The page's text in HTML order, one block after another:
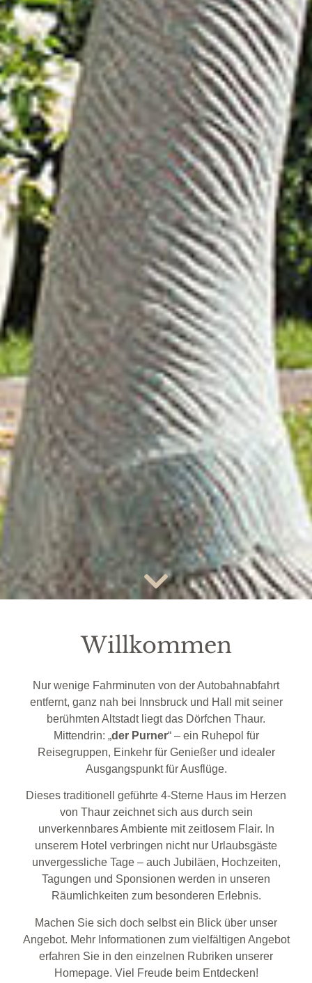
Willkommen
Nur wenige Fahrminuten von der Autobahnabfahrt
entfernt, ganz nah bei Innsbruck und Hall mit seiner
berühmten Altstadt liegt das Dörfchen Thaur.
Mittendrin: „der Purner“ – ein Ruhepol für
Reisegruppen, Einkehr für Genießer und idealer
Ausgangspunkt für Ausflüge.
Dieses traditionell geführte 4-Sterne Haus im Herzen
von Thaur zeichnet sich aus durch sein
unverkennbares Ambiente mit zeitlosem Flair. In
unserem Hotel verbringen nicht nur Urlaubsgäste
unvergessliche Tage – auch Jubiläen, Hochzeiten,
Tagungen und Sponsionen werden in unseren
Räumlichkeiten zum besonderen Erlebnis.
Machen Sie sich doch selbst ein Blick über unser
Angebot. Mehr Informationen zum vielfältigen Angebot
erfahren Sie in den einzelnen Rubriken unserer
Homepage. Viel Freude beim Entdecken!